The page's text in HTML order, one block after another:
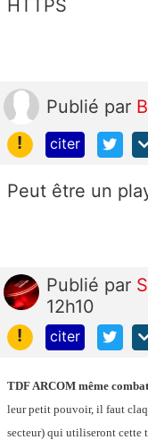
HTTPS
Publié par
!
citer
Peut être un
Publié par
12h10
!
citer
TDF ARCOM même combat
leur petit pouvoir, il faut
secteur) qui utiliseront cette